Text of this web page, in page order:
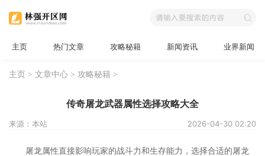
主页 热门文章 攻略秘籍 新闻资讯 业界新闻
主页 > 文章中心 > 攻略秘籍 >
传奇屠龙武器属性选择攻略大全
来源：本站 2026-04-30 02:20
屠龙属性直接影响玩家的战斗力和生存能力，选择合适的屠龙